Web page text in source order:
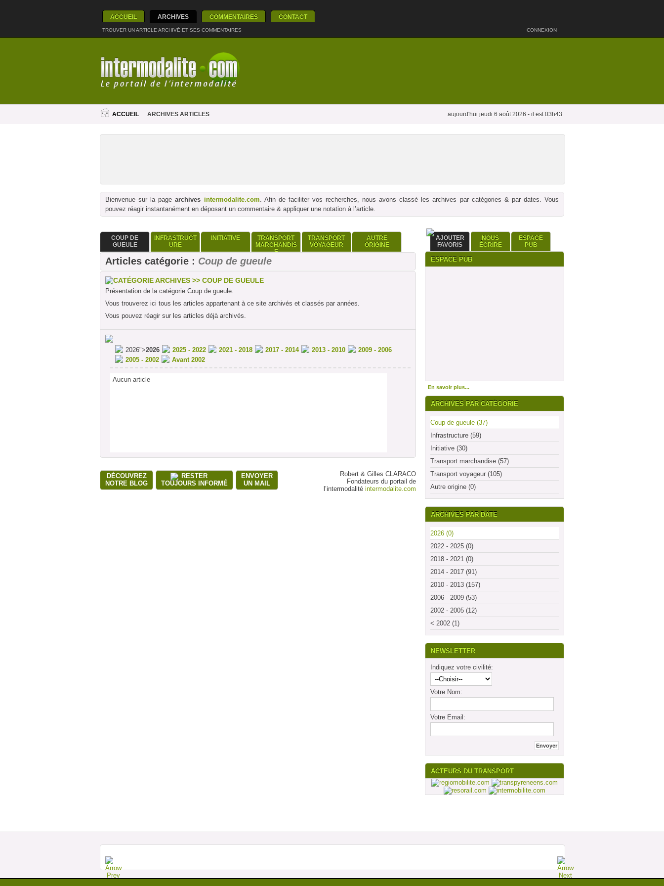
ACCUEIL ARCHIVES COMMENTAIRES CONTACT
TROUVER UN ARTICLE ARCHIVÉ ET SES COMMENTAIRES CONNEXION
ACCUEIL ARCHIVES ARTICLES aujourd'hui jeudi 6 août 2026 - il est 03h43
Bienvenue sur la pagearchives intermodalite.com. Afin de faciliter vos recherches, nous avons classé les archives par catégories & par dates. Vous
pouvez réagir instantanément en déposant un commentaire & appliquer une notation à l’article.
COUP DE
GUEULE
INFRASTRUCT
URE
INITIATIVE
TRANSPORT
MARCHANDIS
E
TRANSPORT
VOYAGEUR
AUTRE
ORIGINE
Articles catégorie : Coup de gueule
CATÉGORIE ARCHIVES >> COUP DE GUEULE
Présentation de la catégorie Coup de gueule.
Vous trouverez ici tous les articles appartenant à ce site archivés et classés par années.
Vous pouvez réagir sur les articles déjà archivés.
2026">2026 2025 - 2022 2021 - 2018 2017 - 2014 2013 - 2010
2009 - 2006
2005 - 2002
Avant 2002
Aucun article
DÉCOUVREZ
NOTRE BLOG
RESTER
TOUJOURS INFORMÉ
ENVOYER
UN MAIL
Robert & Gilles CLARACO
Fondateurs du portail de
l’intermodalité intermodalite.com
AJOUTER
FAVORIS
NOUS
ÉCRIRE
ESPACE
PUB
ESPACE PUB
En savoir plus...
ARCHIVES PAR CATÉGORIE
Coup de gueule (37)
Infrastructure (59)
Initiative (30)
Transport marchandise (57)
Transport voyageur (105)
Autre origine (0)
ARCHIVES PAR DATE
2026 (0)
2022 - 2025 (0)
2018 - 2021 (0)
2014 - 2017 (91)
2010 - 2013 (157)
2006 - 2009 (53)
2002 - 2005 (12)
< 2002 (1)
NEWSLETTER
Indiquez votre civilité:
Votre Nom:
Votre Email:
ACTEURS DU TRANSPORT